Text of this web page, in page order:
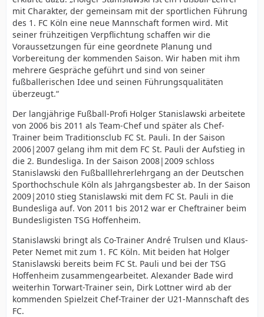
mit Charakter, der gemeinsam mit der sportlichen Führung
des 1. FC Köln eine neue Mannschaft formen wird. Mit
seiner frühzeitigen Verpflichtung schaffen wir die
Voraussetzungen für eine geordnete Planung und
Vorbereitung der kommenden Saison. Wir haben mit ihm
mehrere Gespräche geführt und sind von seiner
fußballerischen Idee und seinen Führungsqualitäten
überzeugt.“
Der langjährige Fußball-Profi Holger Stanislawski arbeitete
von 2006 bis 2011 als Team-Chef und später als Chef-
Trainer beim Traditionsclub FC St. Pauli. In der Saison
2006|2007 gelang ihm mit dem FC St. Pauli der Aufstieg in
die 2. Bundesliga. In der Saison 2008|2009 schloss
Stanislawski den Fußballlehrerlehrgang an der Deutschen
Sporthochschule Köln als Jahrgangsbester ab. In der Saison
2009|2010 stieg Stanislawski mit dem FC St. Pauli in die
Bundesliga auf. Von 2011 bis 2012 war er Cheftrainer beim
Bundesligisten TSG Hoffenheim.
Stanislawski bringt als Co-Trainer André Trulsen und Klaus-
Peter Nemet mit zum 1. FC Köln. Mit beiden hat Holger
Stanislawski bereits beim FC St. Pauli und bei der TSG
Hoffenheim zusammengearbeitet. Alexander Bade wird
weiterhin Torwart-Trainer sein, Dirk Lottner wird ab der
kommenden Spielzeit Chef-Trainer der U21-Mannschaft des
FC.